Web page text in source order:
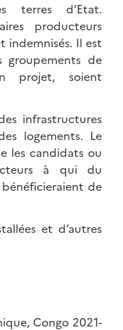
terres d’Etat.
producteurs
indemnisés. Il est
groupements de
projet, soient
infrastructures
logements. Le
les candidats ou
à qui du
de
et d’autres
Congo 2021-